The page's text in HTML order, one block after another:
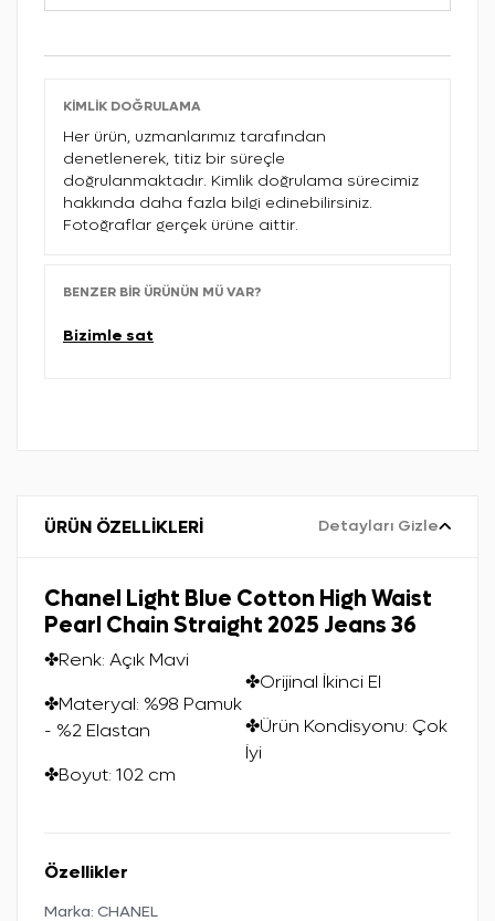
KIMLIK DOĞRULAMA
Her ürün, uzmanlarımız tarafından
denetlenerek, titiz bir süreçle
doğrulanmaktadır. Kimlik doğrulama sürecimiz
hakkında daha fazla bilgi edinebilirsiniz.
Fotoğraflar gerçek ürüne aittir.
BENZER BIR ÜRÜNÜN MÜ VAR?
Bizimle sat
ÜRÜN ÖZELLİKLERİ Detayları Gizle
Chanel Light Blue Cotton High Waist
Pearl Chain Straight 2025 Jeans 36
✤Renk: Açık Mavi
✤Materyal: %98 Pamuk
- %2 Elastan
✤Boyut: 102 cm
✤Orijinal İkinci El
✤Ürün Kondisyonu: Çok
İyi
Özellikler
Marka: CHANEL